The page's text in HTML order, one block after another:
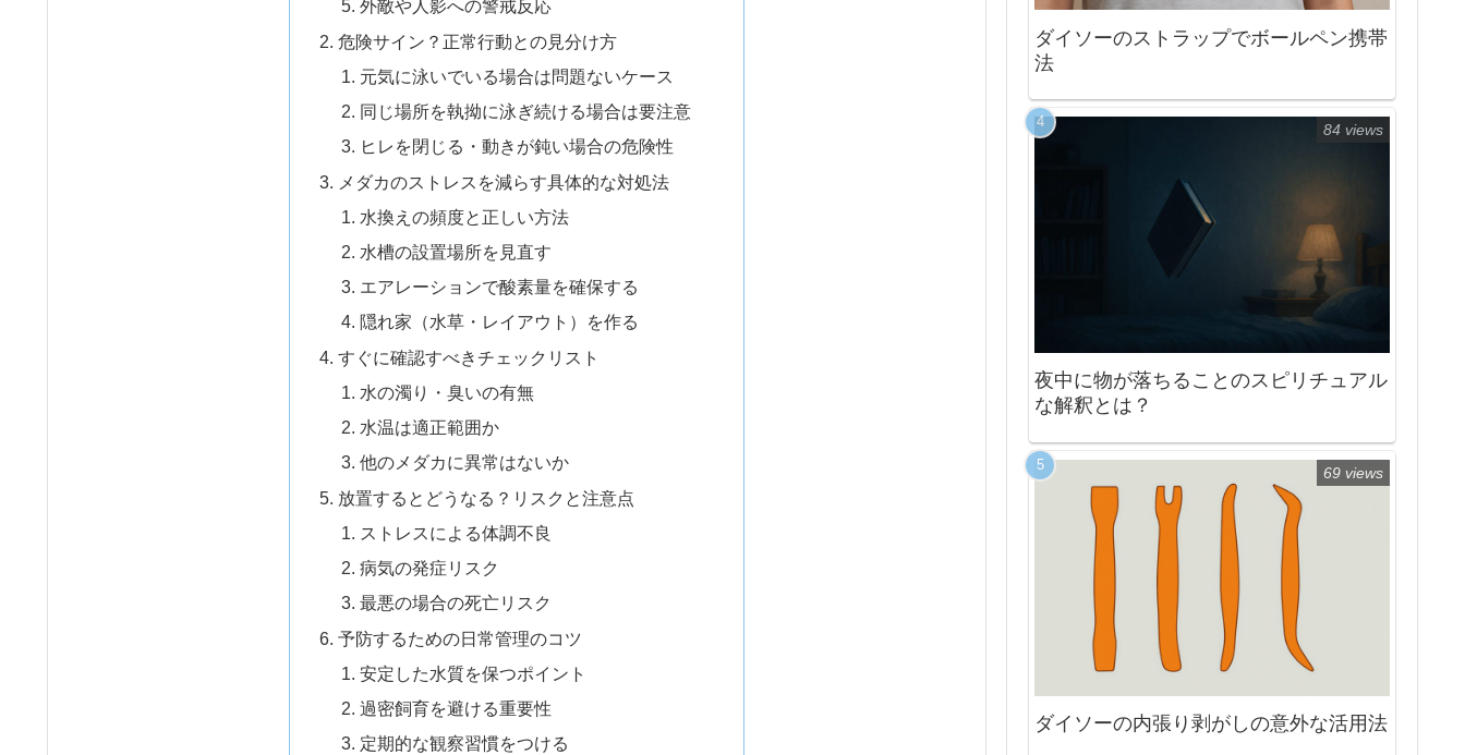
外敵や人影への警戒反応
危険サイン？正常行動との見分け方
元気に泳いでいる場合は問題ないケース
同じ場所を執拗に泳ぎ続ける場合は要注意
ヒレを閉じる・動きが鈍い場合の危険性
メダカのストレスを減らす具体的な対処法
水換えの頻度と正しい方法
水槽の設置場所を見直す
エアレーションで酸素量を確保する
隠れ家（水草・レイアウト）を作る
すぐに確認すべきチェックリスト
水の濁り・臭いの有無
水温は適正範囲か
他のメダカに異常はないか
放置するとどうなる？リスクと注意点
ストレスによる体調不良
病気の発症リスク
最悪の場合の死亡リスク
予防するための日常管理のコツ
安定した水質を保つポイント
過密飼育を避ける重要性
定期的な観察習慣をつける
ダイソーのストラップでボールペン携帯
法
夜中に物が落ちることのスピリチュアル
な解釈とは？
84 views
ダイソーの内張り剥がしの意外な活用法
69 views